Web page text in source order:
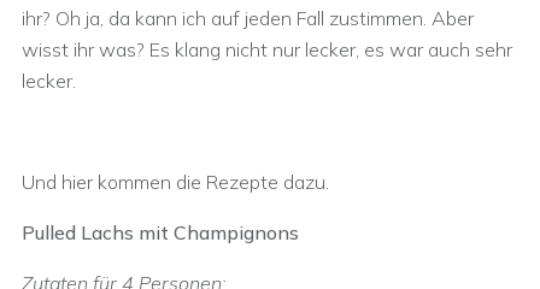
ihr? Oh ja, da kann ich auf jeden Fall zustimmen. Aber
wisst ihr was? Es klang nicht nur lecker, es war auch sehr
lecker.
Und hier kommen die Rezepte dazu.
Pulled Lachs mit Champignons
Zutaten für 4 Personen: